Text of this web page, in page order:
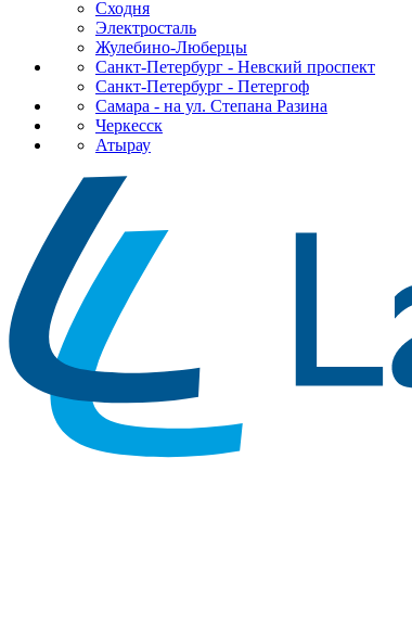
Сходня
Электросталь
Жулебино-Люберцы
Санкт-Петербург - Невский проспект
Санкт-Петербург - Петергоф
Самара - на ул. Степана Разина
Черкесск
Атырау